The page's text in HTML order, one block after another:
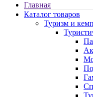
Главная
Каталог товаров
Туризм и